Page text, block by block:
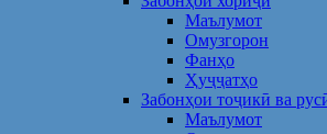
Маълумот
Омузгорон
Фанҳо
Ҳуҷҷатҳо
Забонҳои тоҷикӣ ва
Маълумот